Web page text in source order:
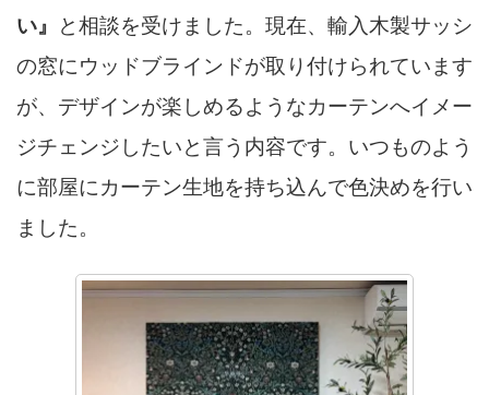
い』
と相談を受けました。現在、輸入木製サッシ
の窓にウッドブラインドが取り付けられています
が、デザインが楽しめるようなカーテンへイメー
ジチェンジしたいと言う内容です。いつものよう
に部屋にカーテン生地を持ち込んで色決めを行い
ました。